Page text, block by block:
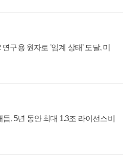
구용 원자로 '임계 상태' 도달, 미
, 5년 동안 최대 1.3조 라이선스비